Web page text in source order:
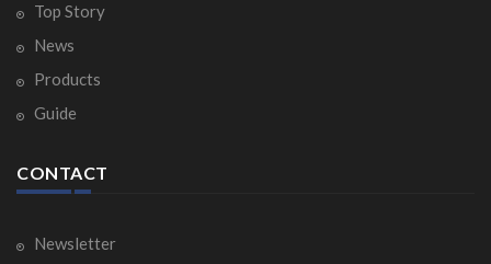
Top Story
News
Products
Guide
CONTACT
Newsletter